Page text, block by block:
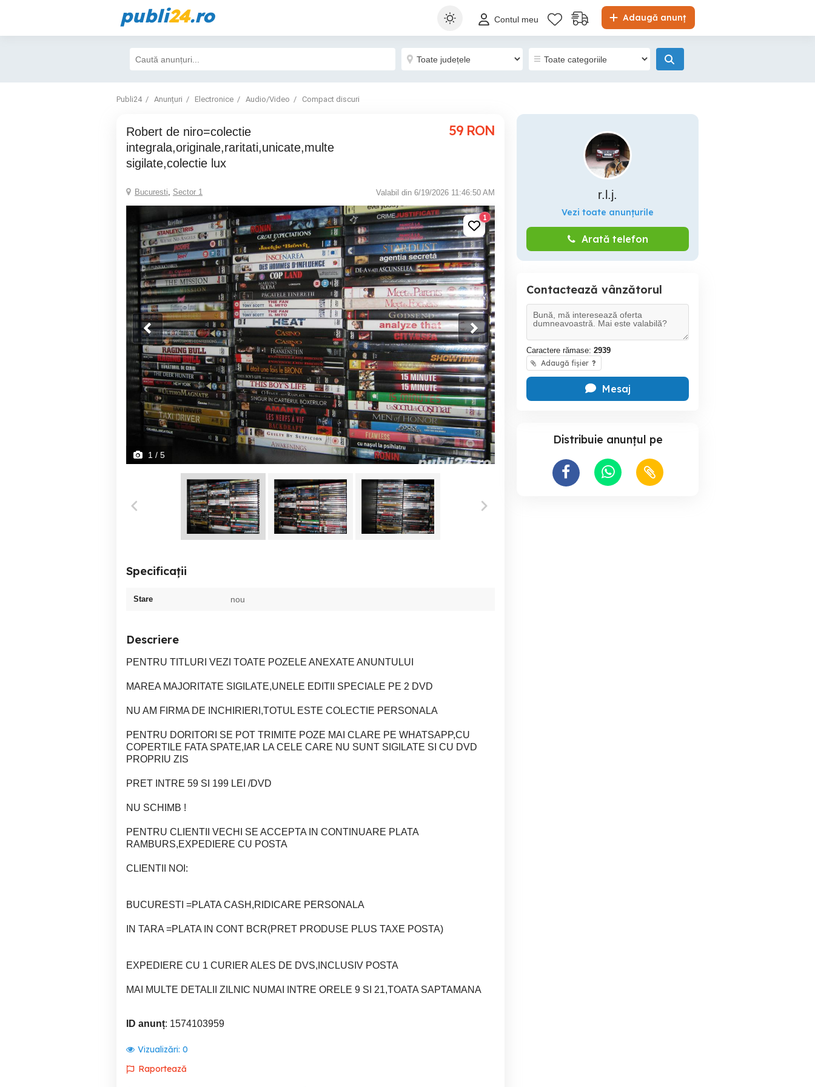
publi24.ro Adaugă anunț
Contul meu
Publi24 Anunțuri Electronice Audio/Video Compact discuri
Robert de niro=colectie
integrala,originale,raritati,unicate,multe
sigilate,colectie lux
59 RON
Bucuresti, Sector 1 Valabil din 6/19/2026 11:46:50 AM
1
1 / 5
Specificații
Stare nou
Descriere
PENTRU TITLURI VEZI TOATE POZELE ANEXATE ANUNTULUI
MAREA MAJORITATE SIGILATE,UNELE EDITII SPECIALE PE 2 DVD
NU AM FIRMA DE INCHIRIERI,TOTUL ESTE COLECTIE PERSONALA
PENTRU DORITORI SE POT TRIMITE POZE MAI CLARE PE WHATSAPP,CU
COPERTILE FATA SPATE,IAR LA CELE CARE NU SUNT SIGILATE SI CU DVD
PROPRIU ZIS
PRET INTRE 59 SI 199 LEI /DVD
NU SCHIMB !
PENTRU CLIENTII VECHI SE ACCEPTA IN CONTINUARE PLATA
RAMBURS,EXPEDIERE CU POSTA
CLIENTII NOI:
BUCURESTI =PLATA CASH,RIDICARE PERSONALA
IN TARA =PLATA IN CONT BCR(PRET PRODUSE PLUS TAXE POSTA)
EXPEDIERE CU 1 CURIER ALES DE DVS,INCLUSIV POSTA
MAI MULTE DETALII ZILNIC NUMAI INTRE ORELE 9 SI 21,TOATA SAPTAMANA
ID anunț: 1574103959
Vizualizări: 0
Raportează
r.l.j.
Vezi toate anunțurile
Arată telefon
Contactează vânzătorul
Caractere rămase: 2939
Adaugă fișier ?
Mesaj
Distribuie anunțul pe